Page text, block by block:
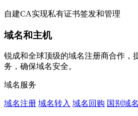
自建CA实现私有证书签发和管理
域名和主机
锐成和全球顶级的域名注册商合作，
务，确保域名安全。
域名服务
域名注册 域名转入 域名回购 国别域